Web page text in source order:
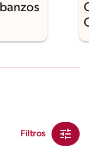
Filtros